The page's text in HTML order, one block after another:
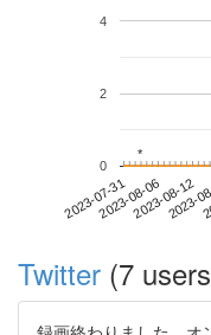
2023-07-312023-08-062023-08-12
2023-
0
2
4
**
Twitter (7